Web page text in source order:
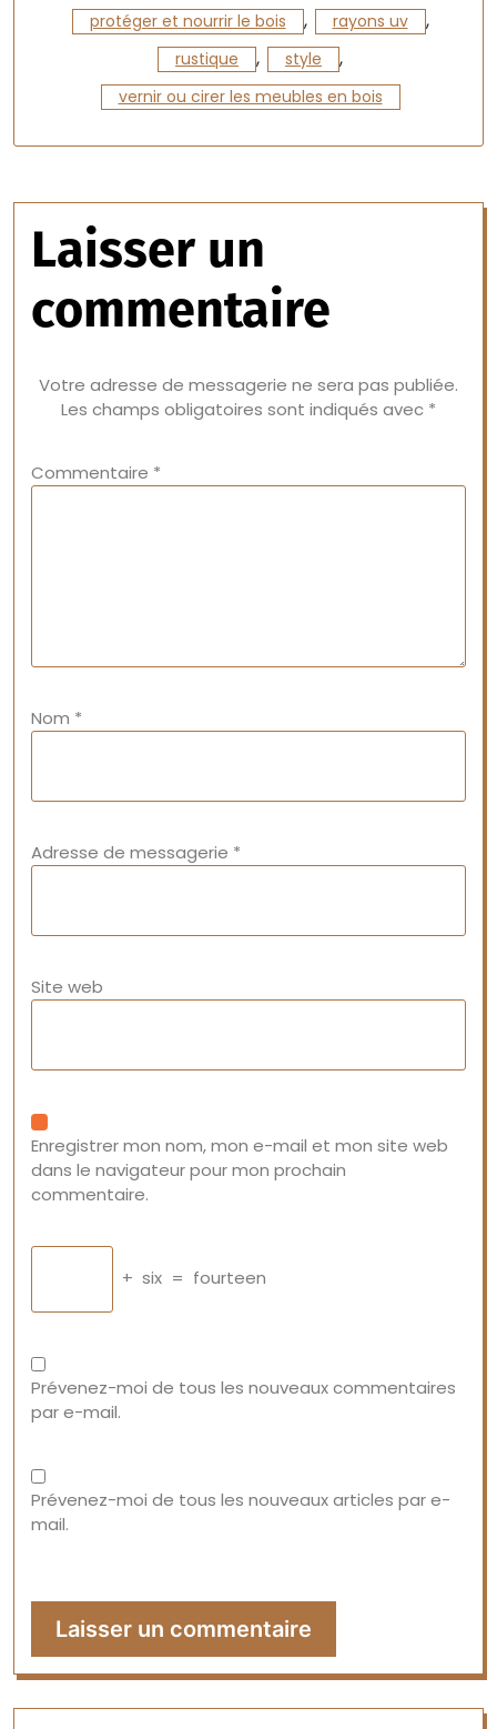
protéger et nourrir le bois , rayons uv ,
rustique , style ,
vernir ou cirer les meubles en bois
Laisser un
commentaire
Votre adresse de messagerie ne sera pas publiée.
Les champs obligatoires sont indiqués avec *
Commentaire *
Nom *
Adresse de messagerie *
Site web
Enregistrer mon nom, mon e-mail et mon site web
dans le navigateur pour mon prochain
commentaire.
+ six = fourteen
Prévenez-moi de tous les nouveaux commentaires
par e-mail.
Prévenez-moi de tous les nouveaux articles par e-
mail.